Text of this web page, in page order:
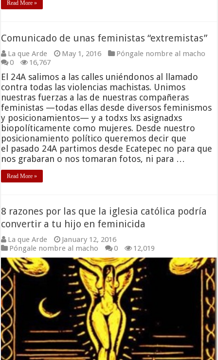
Read More »
Comunicado de unas feministas “extremistas”
La que Arde May 1, 2016
Póngale nombre al macho
0
16,767
El 24A salimos a las calles uniéndonos al llamado
contra todas las violencias machistas. Unimos
nuestras fuerzas a las de nuestras compañeras
feministas —todas ellas desde diversos feminismos
y posicionamientos— y a todxs lxs asignadxs
biopolíticamente como mujeres. Desde nuestro
posicionamiento político queremos decir que
el pasado 24A partimos desde Ecatepec no para que
nos grabaran o nos tomaran fotos, ni para …
Read More »
8 razones por las que la iglesia católica podría
convertir a tu hijo en feminicida
La que Arde
January 12, 2016
Póngale nombre al macho
0 12,019